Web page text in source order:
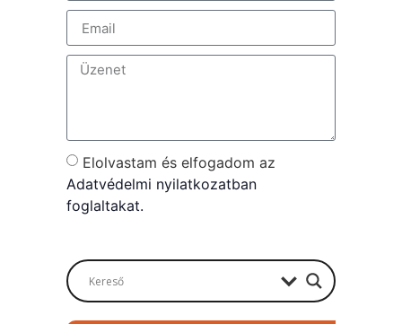
Elolvastam és elfogadom az
Adatvédelmi nyilatkozatban
foglaltakat.